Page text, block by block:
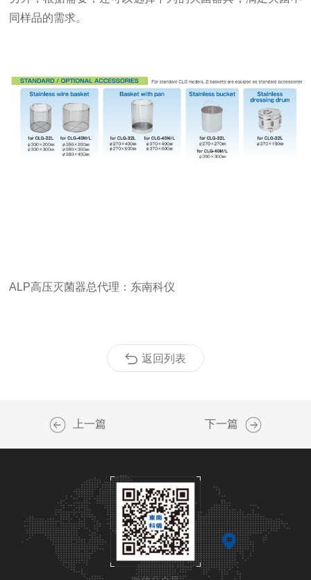
同样品的需求。
ALP高压灭菌器总代理：东南科仪
返回列表
上一篇 下一篇